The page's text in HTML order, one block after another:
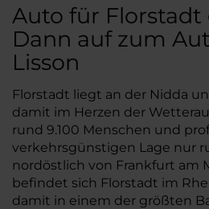
Auto für Florstadt
Dann auf zum
Lisson
Florstadt liegt an der Nidda
damit im Herzen der
rund 9.100 Menschen und
verkehrsgünstigen Lage nur
nordöstlich von Frankfurt am
befindet sich Florstadt im
damit in einem der größten